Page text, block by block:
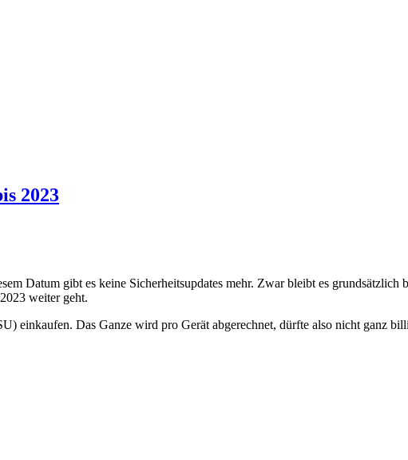
2023
Datum gibt es keine Sicherheitsupdates mehr. Zwar bleibt es grundsätzlich
weiter geht.
einkaufen. Das Ganze wird pro Gerät abgerechnet, dürfte also nicht ganz